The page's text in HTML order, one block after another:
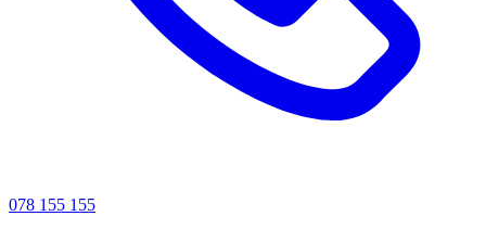
078 155 155